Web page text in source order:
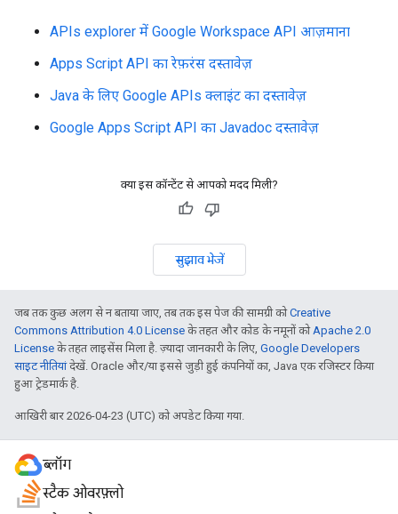
APIs explorer में Google Workspace API आज़माना
Apps Script API का रेफ़रंस दस्तावेज़
Java के लिए Google APIs क्लाइंट का दस्तावेज़
Google Apps Script API का Javadoc दस्तावेज़
क्या इस कॉन्टेंट से आपको मदद मिली?
सुझाव भेजें
जब तक कुछ अलग से न बताया जाए, तब तक इस पेज की सामग्री कोCreative
Commons Attribution 4.0 License के तहत और कोड के नमूनों कोApache 2.0
License के तहत लाइसेंस मिला है. ज़्यादा जानकारी के लिए, Google Developers
साइट नीतियांदेखें. Oracle और/या इससे जुड़ी हुई कंपनियों का, Java एक रजिस्टर किया
हुआ ट्रेडमार्क है.
आखिरी बार 2026-04-23 (UTC) को अपडेट किया गया.
ब्लॉग
स्टैक ओवरफ़्लो